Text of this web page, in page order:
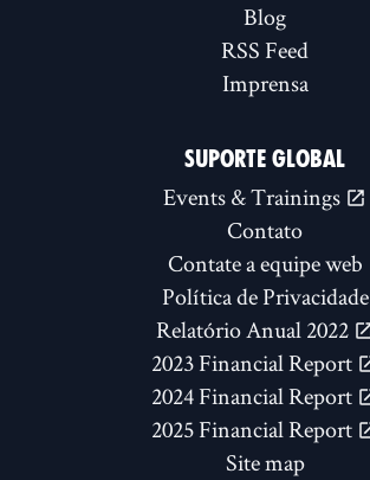
Blog
RSS Feed
Imprensa
SUPORTE GLOBAL
Events & Trainings
Contato
Contate a equipe web
Política de Privacidade
Relatório Anual 2022
2023 Financial Report
2024 Financial Report
2025 Financial Report
Site map